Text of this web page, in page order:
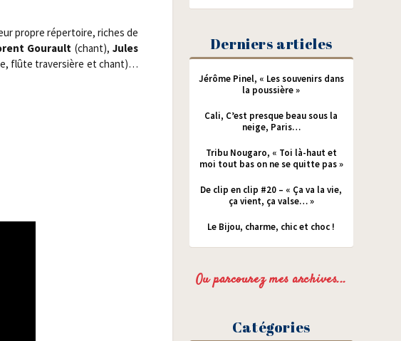
propre réper­toire, riches de
Gou­rault (chant),Jules
flûte tra­ver­sière et chant)…
Derniers articles
Jérôme Pinel, « Les souvenirs dans
la poussière »
Cali, C’est presque beau sous la
neige, Paris…
Tribu Nougaro, « Toi là-haut et
moi tout bas on ne se quitte pas »
De clip en clip #20 – « Ça va la vie,
ça vient, ça valse… »
Le Bijou, charme, chic et choc !
Ou parcourez mes archives...
Catégories